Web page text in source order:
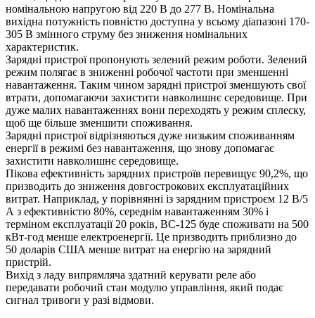
номінальною напругою від 220 В до 277 В. Номінальна
вихідна потужність повністю доступна у всьому діапазоні 170-
305 В змінного струму без зниження номінальних
характеристик.
Зарядні пристрої пропонують зелений режим роботи. Зелений
режим полягає в зниженні робочої частоти при зменшенні
навантаження. Таким чином зарядні пристрої зменшують свої
втрати, допомагаючи захистити навколишнє середовище. При
дуже малих навантаженнях вони переходять у режим сплеску,
щоб ще більше зменшити споживання.
Зарядні пристрої відрізняються дуже низьким споживанням
енергії в режимі без навантаження, що знову допомагає
захистити навколишнє середовище.
Пікова ефективність зарядних пристроїв перевищує 90,2%, що
призводить до зниження довгострокових експлуатаційних
витрат. Наприклад, у порівнянні із зарядним пристроєм 12 В/5
А з ефективністю 80%, середнім навантаженням 30% і
терміном експлуатації 20 років, BC-125 буде споживати на 500
кВт-год менше електроенергії. Це призводить приблизно до
50 доларів США менше витрат на енергію на зарядний
пристрій.
Вихід з ладу випрямляча здатний керувати реле або
передавати робочий стан модулю управління, який подає
сигнал тривоги у разі відмови.